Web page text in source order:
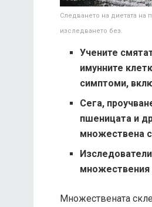
Следването на диетата на
изследването без.
Учените
имунните
симптоми,
Сега,
пшеницата и
множествена
множествения
Множествената